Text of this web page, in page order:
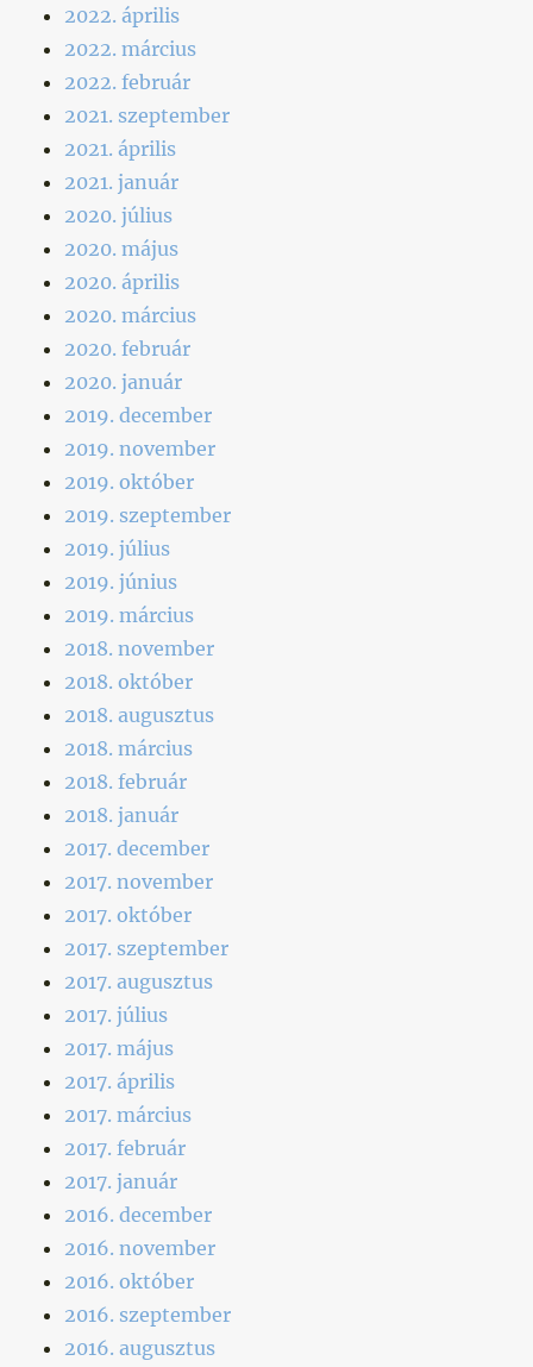
2022. április
2022. március
2022. február
2021. szeptember
2021. április
2021. január
2020. július
2020. május
2020. április
2020. március
2020. február
2020. január
2019. december
2019. november
2019. október
2019. szeptember
2019. július
2019. június
2019. március
2018. november
2018. október
2018. augusztus
2018. március
2018. február
2018. január
2017. december
2017. november
2017. október
2017. szeptember
2017. augusztus
2017. július
2017. május
2017. április
2017. március
2017. február
2017. január
2016. december
2016. november
2016. október
2016. szeptember
2016. augusztus